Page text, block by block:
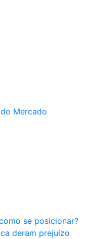
Mercado
se posicionar?
deram prejuízo